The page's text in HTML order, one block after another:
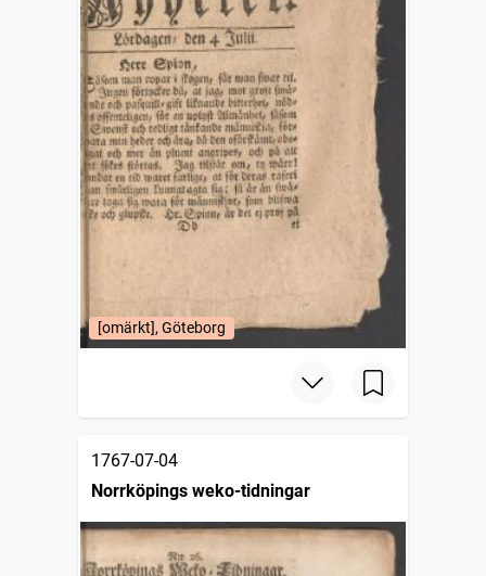
[omärkt], Göteborg
1767-07-04
Norrköpings weko-tidningar